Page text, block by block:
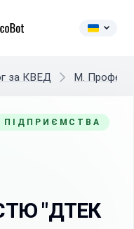
за КВЕД M.
ПІДПРИЄМСТВА
"ДТЕК